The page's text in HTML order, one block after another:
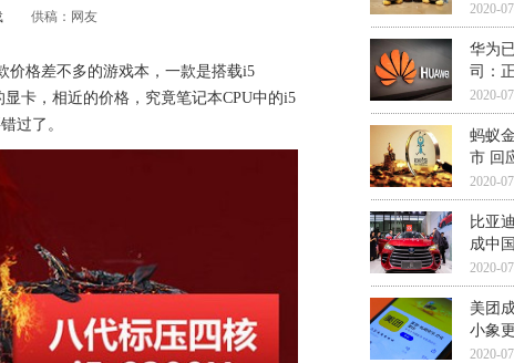
供稿：网友
价格差不多的游戏本，一款是搭载i5
显卡，相近的价格，究竟笔记本CPU中的i5
过了。
2020-
华为
司：
2020-
蚂蚁
市 回
2020-
比亚
成中
2020-
美团
小象
2020-